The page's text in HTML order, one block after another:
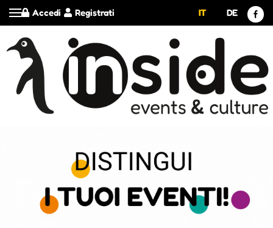
Registrati
Accedi IT DE